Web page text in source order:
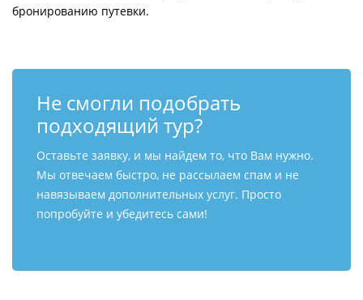
бронированию путевки.
Не смогли подобрать
подходящий тур?
Оставьте заявку, и мы найдем то, что Вам нужно.
Мы отвечаем быстро, не рассылаем спам и не
навязываем дополнительных услуг. Просто
попробуйте и убедитесь сами!